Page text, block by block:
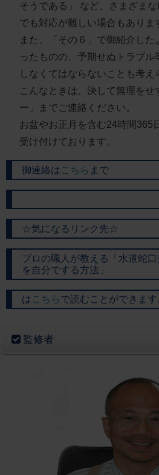
そうである」
など、さまざま
でも対応が難しい場合もありま
また、「その６」で御紹介し
ったものの、予期せぬトラブ
しなくてはならないことも考え
こんなときは、決して無理をせ
ー」までご連絡ください。
お盆やお正月を含む24時間365
受け付けております。
御連絡は こちら まで
☆気になるリンク先☆
プロの職人が教える「水道蛇
を自分でする方法」
は こちら で読むことができます
監修者